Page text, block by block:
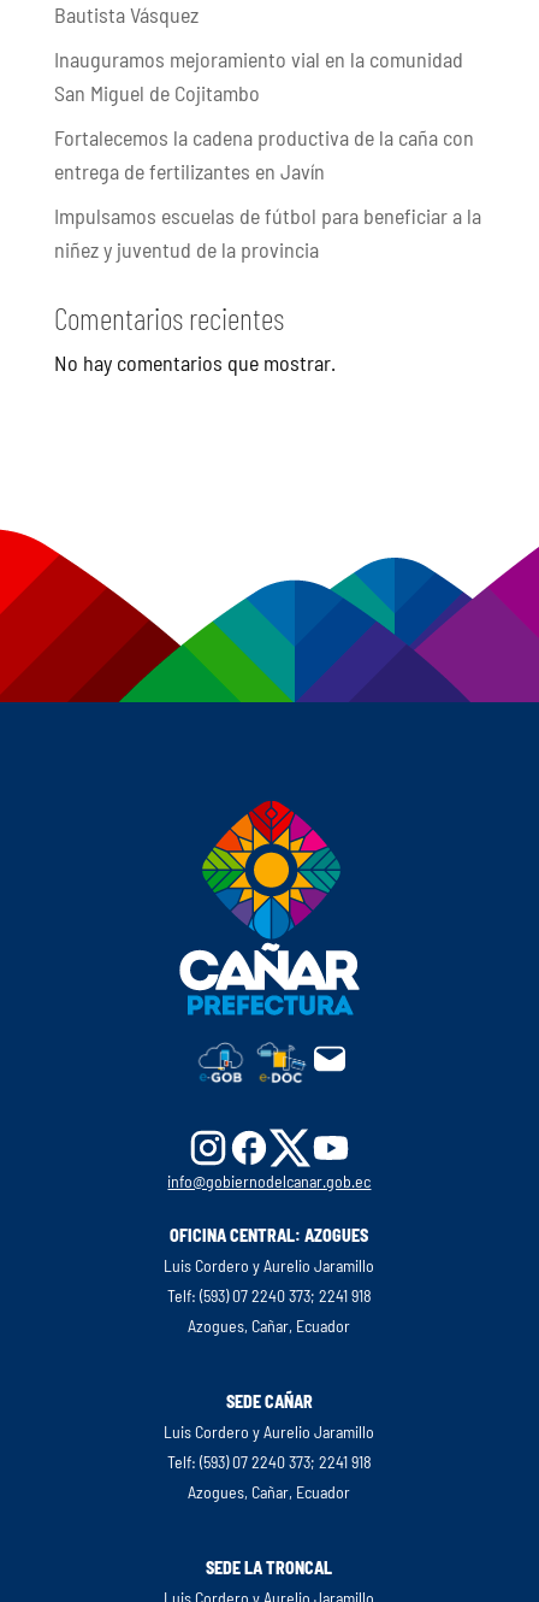
Bautista Vásquez
Inauguramos mejoramiento vial en la comunidad
San Miguel de Cojitambo
Fortalecemos la cadena productiva de la caña con
entrega de fertilizantes en Javín
Impulsamos escuelas de fútbol para beneficiar a la
niñez y juventud de la provincia
Comentarios recientes
No hay comentarios que mostrar.
info@gobiernodelcanar.gob.ec
OFICINA CENTRAL: AZOGUES
Luis Cordero y Aurelio Jaramillo
Telf: (593) 07 2240 373; 2241 918
Azogues, Cañar, Ecuador
SEDE CAÑAR
Luis Cordero y Aurelio Jaramillo
Telf: (593) 07 2240 373; 2241 918
Azogues, Cañar, Ecuador
SEDE LA TRONCAL